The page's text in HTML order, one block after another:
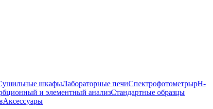
шкафыЛабораторные печиСпектрофотометрыpH-
и элементный анализСтандартные образцы
Аксессуары